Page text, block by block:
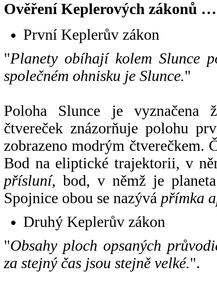
Ověření Keplerových zákonů …
První Keplerův zákon
"Planety obíhají kolem Slunce
společném ohnisku je Slunce."
Poloha Slunce je vyznačena
čtvereček znázorňuje polohu
zobrazeno modrým čtverečkem.
Bod na eliptické trajektorii, v
přísluní, bod, v němž je
Spojnice obou se nazývá přímka
Druhý Keplerův zákon
"Obsahy ploch opsaných
za stejný čas jsou stejně velké.".